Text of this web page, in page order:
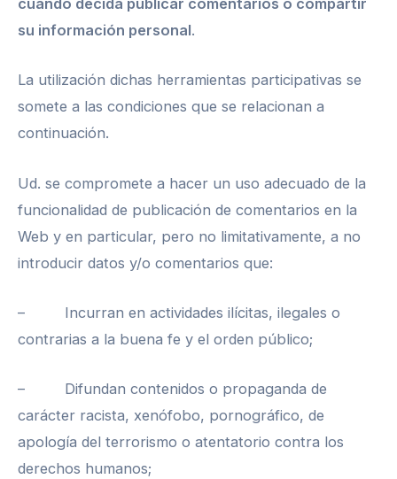
cuando decida publicar comentarios o compartir
su información personal.
La utilización dichas herramientas participativas se
somete a las condiciones que se relacionan a
continuación.
Ud. se compromete a hacer un uso adecuado de la
funcionalidad de publicación de comentarios en la
Web y en particular, pero no limitativamente, a no
introducir datos y/o comentarios que:
– Incurran en actividades ilícitas, ilegales o
contrarias a la buena fe y el orden público;
– Difundan contenidos o propaganda de
carácter racista, xenófobo, pornográfico, de
apología del terrorismo o atentatorio contra los
derechos humanos;